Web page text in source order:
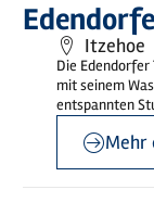
Itzehoe
Die
mit seinem
entspannten
Mehr
erfahren
Mehr